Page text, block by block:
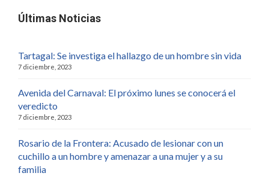
Últimas Noticias
Tartagal: Se investiga el hallazgo de un hombre sin vida
7 diciembre, 2023
Avenida del Carnaval: El próximo lunes se conocerá el
veredicto
7 diciembre, 2023
Rosario de la Frontera: Acusado de lesionar con un
cuchillo a un hombre y amenazar a una mujer y a su
familia